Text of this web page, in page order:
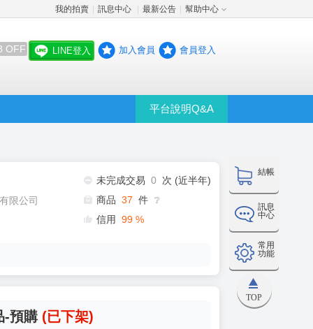
我的拍賣 訊息中心 最新公告 幫助中心
OFF LINE登入 加入會員 會員登入
平台說明Q&A
結帳
訊息
中心
常用
功能
TOP
限公司
未完成交易 0
次 (近半年)
商品 37 件 ❔
信用 99 %
-預購 (已下架)